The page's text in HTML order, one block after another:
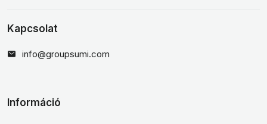
Kapcsolat
info@groupsumi.com
Információ